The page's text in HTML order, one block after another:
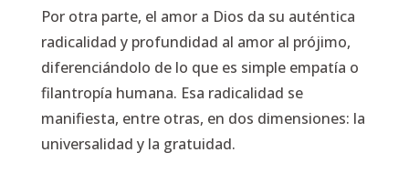
Por otra parte, el amor a Dios da su auténtica
radicalidad y profundidad al amor al prójimo,
diferenciándolo de lo que es simple empatía o
filantropía humana. Esa radicalidad se
manifiesta, entre otras, en dos dimensiones: la
universalidad y la gratuidad.